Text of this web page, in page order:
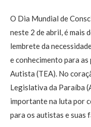
O Dia Mundial de
neste 2 de abril, é mais
lembrete da
e conhecimento para
Autista (TEA). No
Legislativa da Paraíba
importante na luta por
para os autistas e suas